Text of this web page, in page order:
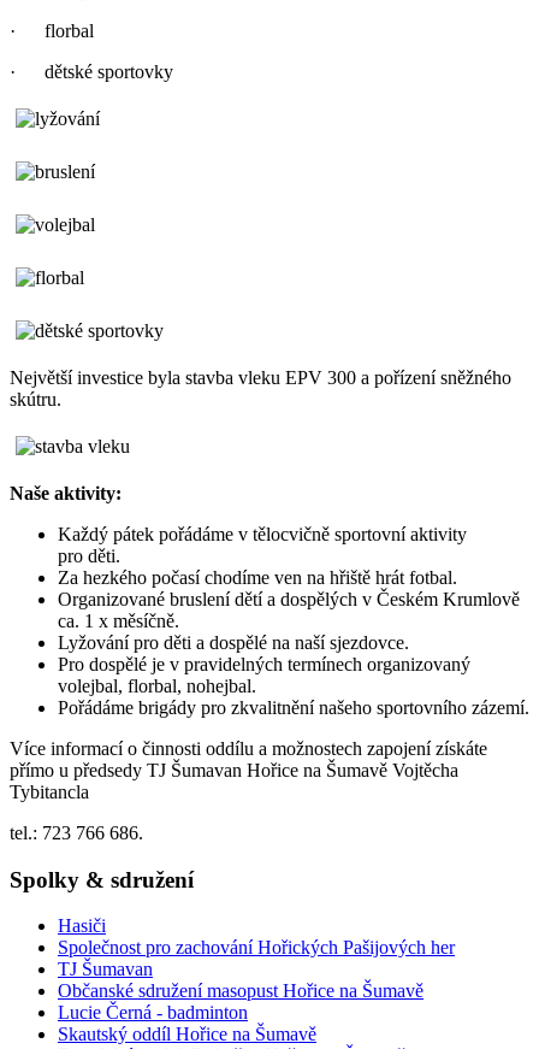
· florbal
· dětské sportovky
Největší investice byla stavba vleku EPV 300 a pořízení sněžného
skútru.
Naše aktivity:
Každý pátek pořádáme v tělocvičně sportovní aktivity
pro děti.
Za hezkého počasí chodíme ven na hřiště hrát fotbal.
Organizované bruslení dětí a dospělých v Českém Krumlově
ca. 1 x měsíčně.
Lyžování pro děti a dospělé na naší sjezdovce.
Pro dospělé je v pravidelných termínech organizovaný
volejbal, florbal, nohejbal.
Pořádáme brigády pro zkvalitnění našeho sportovního zázemí.
Více informací o činnosti oddílu a možnostech zapojení získáte
přímo u předsedy TJ Šumavan Hořice na Šumavě Vojtěcha
Tybitancla
tel.: 723 766 686.
Spolky & sdružení
Hasiči
Společnost pro zachování Hořických Pašijových her
TJ Šumavan
Občanské sdružení masopust Hořice na Šumavě
Lucie Černá - badminton
Skautský oddíl Hořice na Šumavě